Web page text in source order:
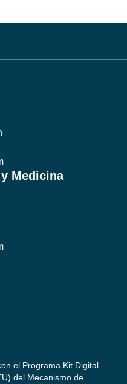
Medicina
el Programa Kit Digital,
del Mecanismo de